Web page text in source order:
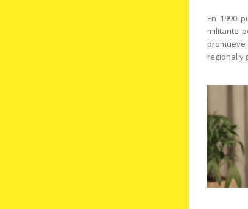
En 1990
militante
regional y